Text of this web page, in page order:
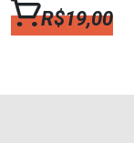
R$19,00